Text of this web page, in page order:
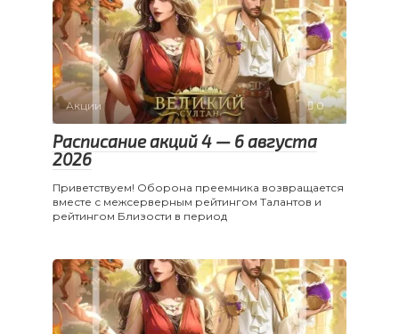
Акции 0
Расписание акций 4 — 6 августа
2026
Приветствуем! Оборона преемника возвращается
вместе с межсерверным рейтингом Талантов и
рейтингом Близости в период